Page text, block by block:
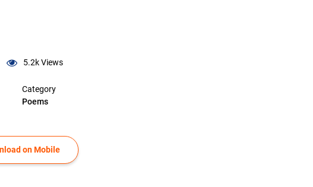
5.2kViews
Category
Poems
on Mobile